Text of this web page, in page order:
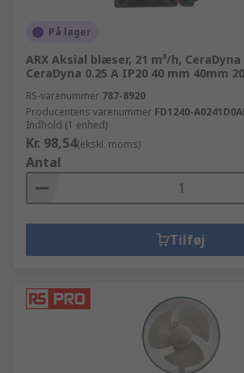
På lager
ARX Aksial blæser, 21 m³/h, CeraDyna
CeraDyna 0.25 A IP20 40 mm 40mm
RS-varenummer 787-8920
Producentens varenummer FD1240-
Indhold (1 enhed)
Kr. 98,54(ekskl. moms)
Antal
Tilføj